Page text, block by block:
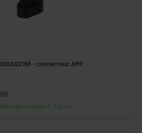
- connecteur AMP
de livraison 1-3 jours